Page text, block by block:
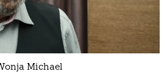
Michael